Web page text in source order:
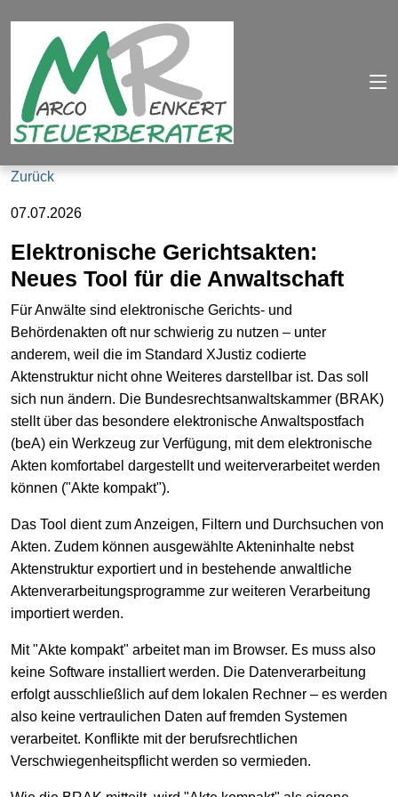
Zurück
07.07.2026
Elektronische Gerichtsakten:
Neues Tool für die Anwaltschaft
Für Anwälte sind elektronische Gerichts- und
Behördenakten oft nur schwierig zu nutzen – unter
anderem, weil die im Standard XJustiz codierte
Aktenstruktur nicht ohne Weiteres darstellbar ist. Das soll
sich nun ändern. Die Bundesrechtsanwaltskammer (BRAK)
stellt über das besondere elektronische Anwaltspostfach
(beA) ein Werkzeug zur Verfügung, mit dem elektronische
Akten komfortabel dargestellt und weiterverarbeitet werden
können ("Akte kompakt").
Das Tool dient zum Anzeigen, Filtern und Durchsuchen von
Akten. Zudem können ausgewählte Akteninhalte nebst
Aktenstruktur exportiert und in bestehende anwaltliche
Aktenverarbeitungsprogramme zur weiteren Verarbeitung
importiert werden.
Mit "Akte kompakt" arbeitet man im Browser. Es muss also
keine Software installiert werden. Die Datenverarbeitung
erfolgt ausschließlich auf dem lokalen Rechner – es werden
also keine vertraulichen Daten auf fremden Systemen
verarbeitet. Konflikte mit der berufsrechtlichen
Verschwiegenheitspflicht werden so vermieden.